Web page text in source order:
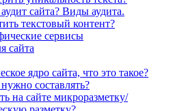
сайта? Виды аудита.
текстовый контент?
сервисы
сайта
ядро сайта, что это такое?
составлять?
на сайте микроразметку/